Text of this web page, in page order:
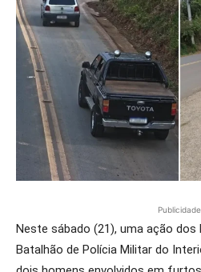
Publicidade
Neste sábado (21), uma ação dos
Batalhão de Polícia Militar do